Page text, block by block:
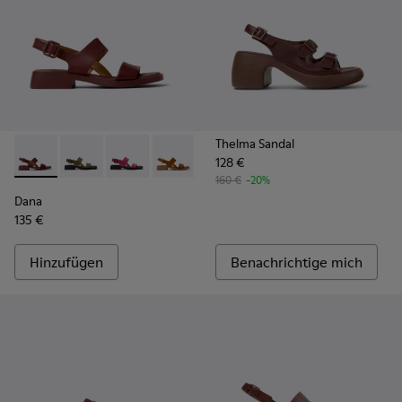
Dana - K201486-015 - Burgunderrote Ledersandalen Für
Dana - K201486-020
Dana - K201486-019
Dana - K201486-014
Dana - K201486-007 - Weiße
Dana - K201486-005
Dana
135 €
Hinzufügen
Thelma Sandal
128 €
160 € -20%
Benachrichtige mich